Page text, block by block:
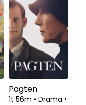
Pagten
1t 56m • Drama •